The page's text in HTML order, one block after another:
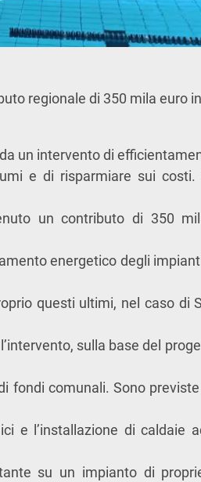
regionale di 350 mila euro
un intervento di
e di risparmiare sui costi.
un contributo di 350
energetico degli
questi ultimi, nel caso di
sulla base del
fondi comunali. Sono
e l’installazione di caldaie
su un impianto di